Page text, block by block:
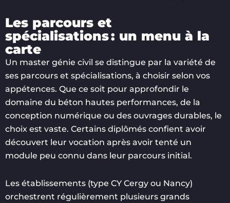
Les parcours et
spécialisations : un menu à la
carte
Un master génie civil se distingue par la variété de
ses parcours et spécialisations, à choisir selon vos
appétences. Que ce soit pour approfondir le
domaine du béton hautes performances, de la
conception numérique ou des ouvrages durables, le
choix est vaste. Certains diplômés confient avoir
découvert leur vocation après avoir tenté un
module peu connu dans leur parcours initial.
Les établissements (type CY Cergy ou Nancy)
orchestrent régulièrement plusieurs grands